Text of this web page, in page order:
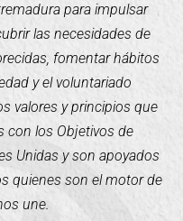
para impulsar
las necesidades de
fomentar hábitos
y el voluntariado
valores y principios que
con los Objetivos de
Unidas y son apoyados
quienes son el motor de
une.